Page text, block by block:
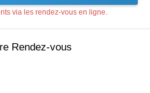
via les rendez-vous en ligne.
Rendez-vous